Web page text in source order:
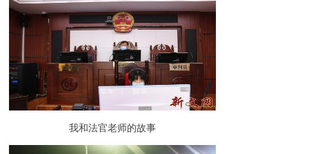
我和法官老师的故事